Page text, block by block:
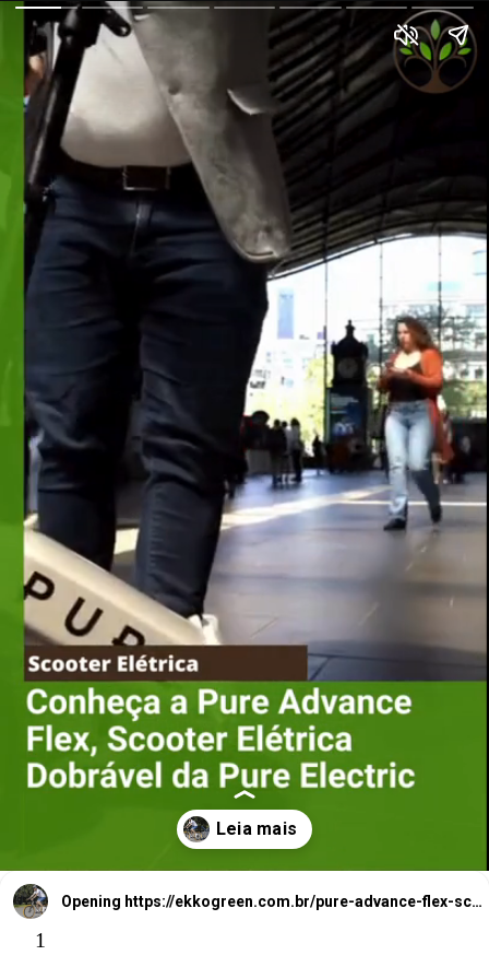
Conheça a Pure
Advance Flex,
Scooter Elétrica
Dobrável da
Electric
Opening https://ekkogreen.com.br/pure-advance-flex-scooter-eletrica-dobravel/?utm_source=google&utm_medium=web-stories&utm_campaign=scooter-eletrica
1